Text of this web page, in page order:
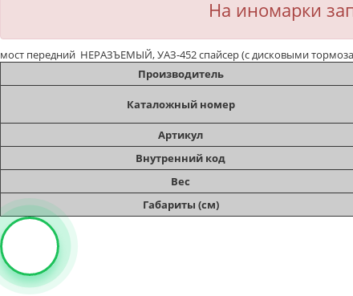
На иномарки
мост передний НЕРАЗЪЕМЫЙ, УАЗ-452 спайсер (с дисковыми
Производитель
Каталожный номер
Артикул
Внутренний код
Вес
Габариты (см)